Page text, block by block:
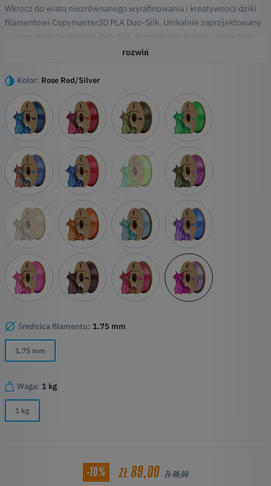
Wkrocz do wiata niezrównanego wyrafinowania i kreatywnoci dziki
filamentowi Copymaster3D PLA Duo-Silk. Unikalnie zaprojektowany
z innowacyjn technologi Duo-Silk, filament ten pynnie splata dwa
uzupeniajce si kolory w jedn ni, tworzc wydruki, które prezentuj
Najwaniejsze wydarzenia
Technologia Duo-Silk
Jedwabicie gadka tekstura
Wysokiej jakoci baza PLA
Precyzyjny Detailing
rozwiń
Kolor: Rose Red/Silver
Średnica filamentu: 1.75 mm
1.75 mm
Waga: 1 kg
1 kg
-10% ZŁ 89,00 ZŁ 99,00